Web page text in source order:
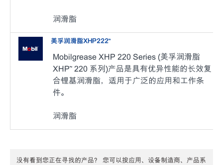
润滑脂
美孚润滑脂XHP222™
Mobilgrease XHP 220 Series (美孚润滑脂
XHP™ 220 系列)产品是具有优异性能的长效复
合锂基润滑脂，适用于广泛的应用和工作条
件。
润滑脂
没有看到您正在寻找的产品？ 您可以按应用、设备制造商、产品系